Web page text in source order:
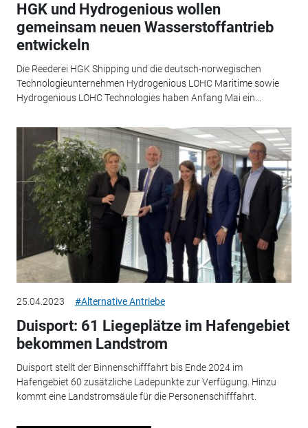
HGK und Hydrogenious wollen
gemeinsam neuen Wasserstoffantrieb
entwickeln
Die Reederei HGK Shipping und die deutsch-norwegischen
Technologieunternehmen Hydrogenious LOHC Maritime sowie
Hydrogenious LOHC Technologies haben Anfang Mai ein...
25.04.2023 #Alternative Antriebe
Duisport: 61 Liegeplätze im Hafengebiet
bekommen Landstrom
Duisport stellt der Binnenschifffahrt bis Ende 2024 im
Hafengebiet 60 zusätzliche Ladepunkte zur Verfügung. Hinzu
kommt eine Landstromsäule für die Personenschifffahrt.